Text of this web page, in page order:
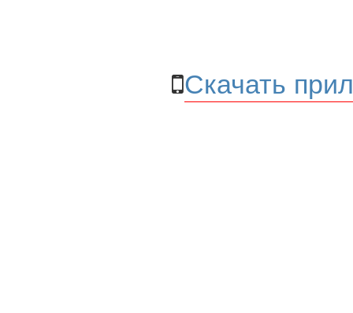
Скачать